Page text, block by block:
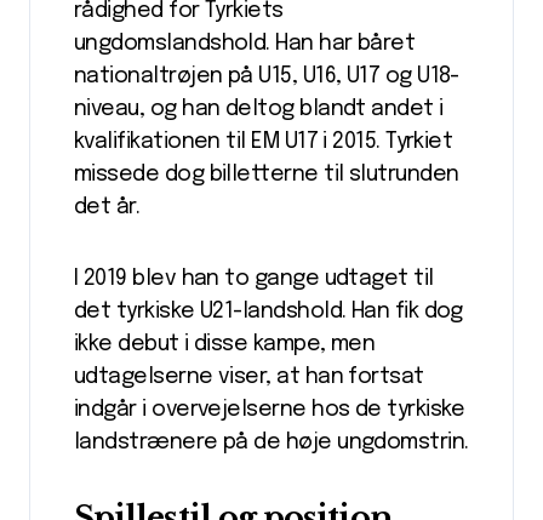
rådighed for Tyrkiets
ungdomslandshold. Han har båret
nationaltrøjen på U15, U16, U17 og U18-
niveau, og han deltog blandt andet i
kvalifikationen til EM U17 i 2015. Tyrkiet
missede dog billetterne til slutrunden
det år.
I 2019 blev han to gange udtaget til
det tyrkiske U21-landshold. Han fik dog
ikke debut i disse kampe, men
udtagelserne viser, at han fortsat
indgår i overvejelserne hos de tyrkiske
landstrænere på de høje ungdomstrin.